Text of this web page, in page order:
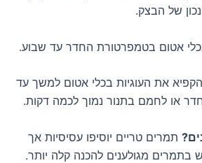
של הבצק.
אטום בטמפרטורת החדר עד שבוע.
את העוגיות בכלי אטום למשך עד
או לחמם בתנור נמוך לכמה דקות.
תמרים טריים יוסיפו עסיסיות אך
בתמרים מגולענים להכנה קלה יותר.